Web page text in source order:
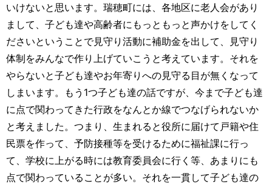
いけないと思います。瑞穂町には、各地区に老人会があり
まして、子ども達や高齢者にもっともっと声かけをしてく
ださいということで見守り活動に補助金を出して、見守り
体制をみんなで作り上げていこうと考えています。それを
やらないと子ども達やお年寄りへの見守る目が無くなって
しまいます。もう1つ子ども達の話ですが、今まで子ども達
に点で関わってきた行政をなんとか線でつなげられないか
と考えました。つまり、生まれると役所に届けて戸籍や住
民票を作って、予防接種等を受けるために福祉課に行っ
て、学校に上がる時には教育委員会に行く等、あまりにも
点で関わっていることが多い。それを一貫して子ども達の